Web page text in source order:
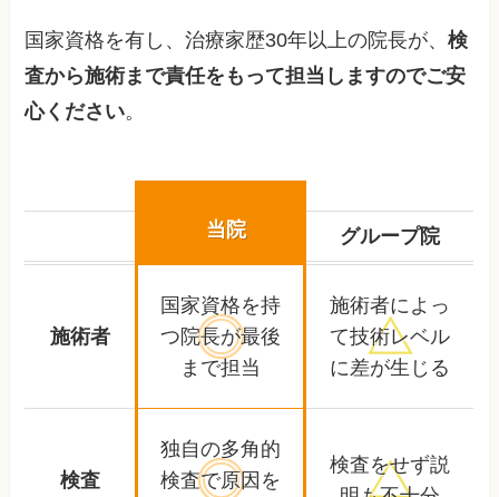
国家資格を有し、治療家歴30年以上の院長が、検
査から施術まで責任をもって担当しますのでご安
心ください。
当院 グループ院
施術者
国家資格を持
つ院長が最後
まで担当
施術者によっ
て技術レベル
に差が生じる
検査
独自の多角的
検査で原因を
検査をせず説